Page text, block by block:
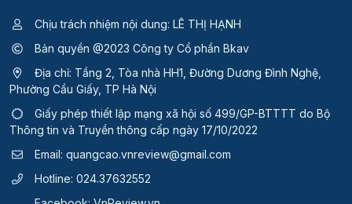
Chịu trách nhiệm nội dung: LÊ THỊ HẠNH
Bản quyền @2023 Công ty Cổ phần Bkav
Địa chỉ: Tầng 2, Tòa nhà HH1, Đường Dương Đình Nghệ,
Phường Cầu Giấy, TP Hà Nội
Giấy phép thiết lập mạng xã hội số 499/GP-BTTTT do Bộ
Thông tin và Truyền thông cấp ngày 17/10/2022
Email: quangcao.vnreview@gmail.com
Hotline: 024.37632552